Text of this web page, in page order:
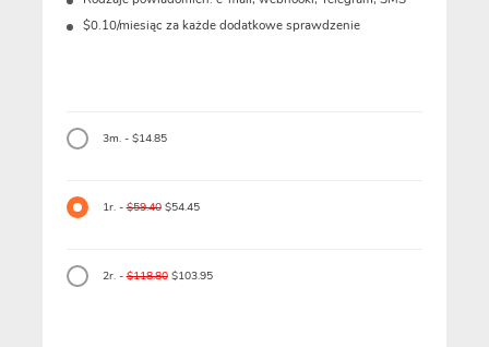
$0.10/miesiąc za każde dodatkowe sprawdzenie
3m. - $14.85
1r. -$59.40$54.45
2r. -$118.80$103.95